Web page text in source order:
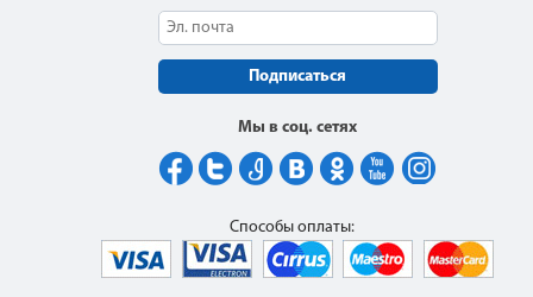
Подписаться
Мы в соц. сетях
Способы оплаты: